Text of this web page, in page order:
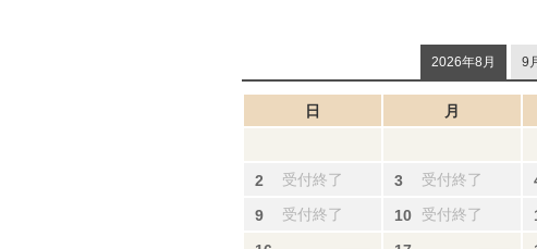
2026年8月 9
日 月
受付終了
受付終了
受付終了
受付終了